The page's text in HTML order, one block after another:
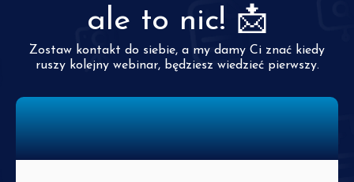
ale to nic! 📩
Zostaw kontakt do siebie, a my damy Ci znać kiedy
ruszy kolejny webinar, będziesz wiedzieć pierwszy.